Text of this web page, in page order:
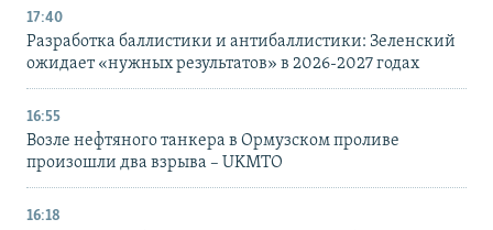
17:40
Разработка баллистики и антибаллистики: Зеленский
ожидает «нужных результатов» в 2026-2027 годах
16:55
Возле нефтяного танкера в Ормузском проливе
произошли два взрыва – UKMTO
16:18